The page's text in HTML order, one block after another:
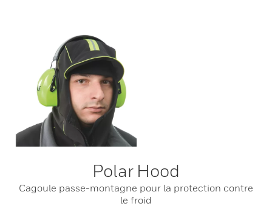
Polar Hood
Cagoule passe-montagne pour la protection contre
le froid